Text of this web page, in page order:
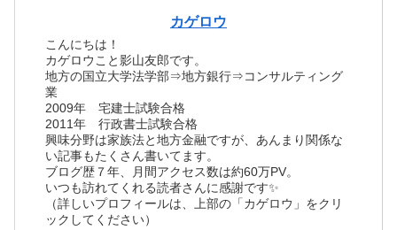
カゲロウ
こんにちは！
カゲロウこと影山友郎です。
地方の国立大学法学部⇒地方銀行⇒コンサルティング
業
2009年 宅建士試験合格
2011年 行政書士試験合格
興味分野は家族法と地方金融ですが、あんまり関係な
い記事もたくさん書いてます。
ブログ歴７年、月間アクセス数は約60万PV。
いつも訪れてくれる読者さんに感謝です✨
（詳しいプロフィールは、上部の「カゲロウ」をクリ
ックしてください）